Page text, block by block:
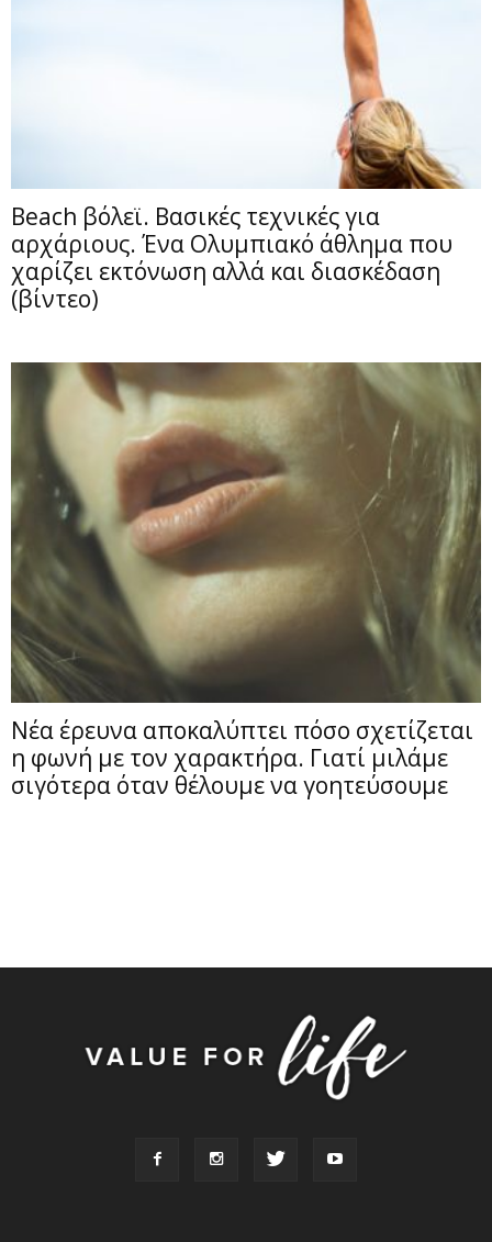
Beach βόλεϊ. Βασικές τεχνικές για
αρχάριους. Ένα Ολυμπιακό άθλημα που
χαρίζει εκτόνωση αλλά και διασκέδαση
(βίντεο)
Νέα έρευνα αποκαλύπτει πόσο σχετίζεται
η φωνή με τον χαρακτήρα. Γιατί μιλάμε
σιγότερα όταν θέλουμε να γοητεύσουμε